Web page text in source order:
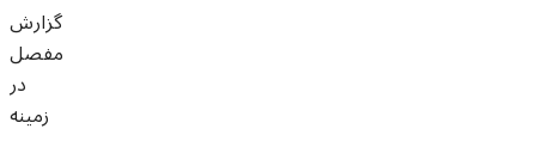
گزارش
مفصل
در
زمينه